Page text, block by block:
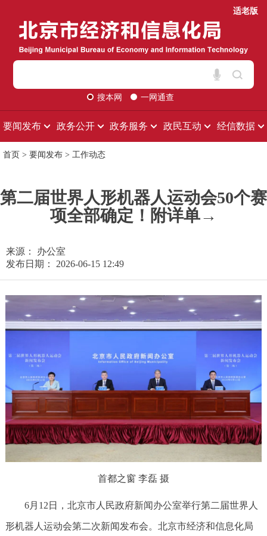
适老版
搜本网 一网通查
要闻发布 政务公开 政务服务 政民互动 经信数据
首页 > 要闻发布 > 工作动态
第二届世界人形机器人运动会50个赛
项全部确定！附详单→
来源： 办公室
发布日期： 2026-06-15 12:49
首都之窗 李磊 摄
6月12日，北京市人民政府新闻办公室举行第二届世界人
形机器人运动会第二次新闻发布会。北京市经济和信息化局